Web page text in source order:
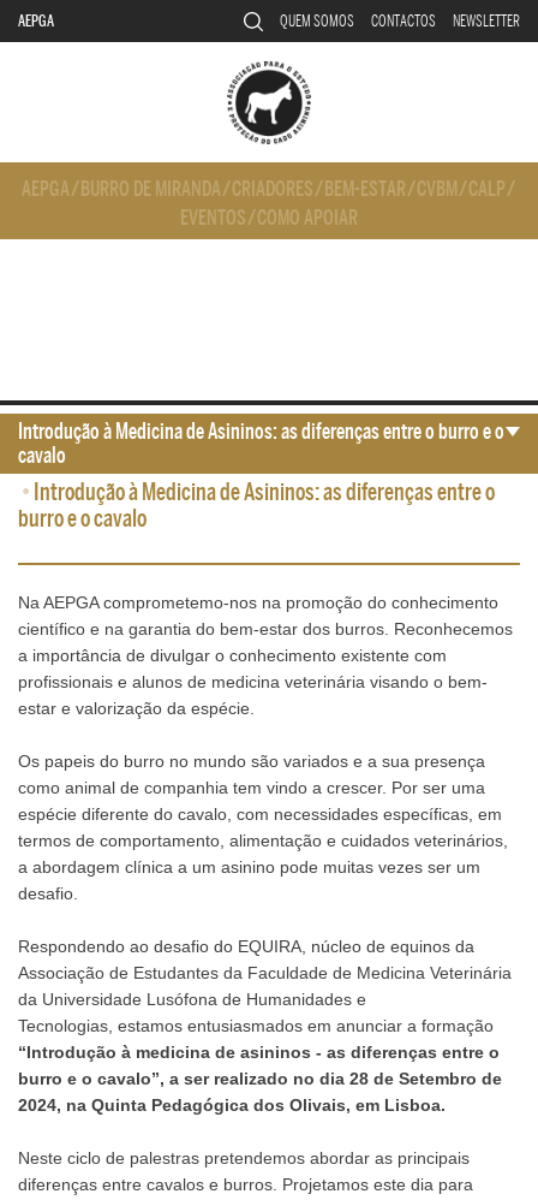
AEPGA QUEM SOMOS CONTACTOS NEWSLETTER
AEPGA/ BURRO DE MIRANDA/CRIADORES/ BEM-ESTAR/CVBM/CALP/
EVENTOS/COMO APOIAR
• Introdução à Medicina de Asininos: as diferenças entre o
burro e o cavalo
Na AEPGA comprometemo-nos na promoção do conhecimento
científico e na garantia do bem-estar dos burros. Reconhecemos
a importância de divulgar o conhecimento existente com
profissionais e alunos de medicina veterinária visando o bem-
estar e valorização da espécie.
Os papeis do burro no mundo são variados e a sua presença
como animal de companhia tem vindo a crescer. Por ser uma
espécie diferente do cavalo, com necessidades específicas, em
termos de comportamento, alimentação e cuidados veterinários,
a abordagem clínica a um asinino pode muitas vezes ser um
desafio.
Respondendo ao desafio do EQUIRA, núcleo de equinos da
Associação de Estudantes da Faculdade de Medicina Veterinária
da Universidade Lusófona de Humanidades e
Tecnologias, estamos entusiasmados em anunciar a formação
“Introdução à medicina de asininos - as diferenças entre o
burro e o cavalo”, a ser realizado no dia 28 de Setembro de
2024, na Quinta Pedagógica dos Olivais, em Lisboa.
Neste ciclo de palestras pretendemos abordar as principais
diferenças entre cavalos e burros. Projetamos este dia para
Introdução à Medicina de Asininos: as diferenças entre o burro e o
cavalo